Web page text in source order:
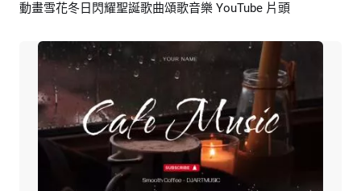
預覽 AI剪同款
動畫雪花冬日閃耀聖誕歌曲頌歌音樂 YouTube 片頭